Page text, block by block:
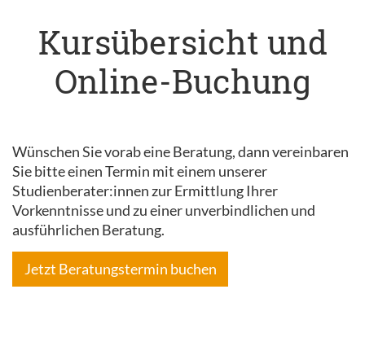
Kursübersicht und
Online-Buchung
Wünschen Sie vorab eine Beratung, dann vereinbaren
Sie bitte einen Termin mit einem unserer
Studienberater:innen zur Ermittlung Ihrer
Vorkenntnisse und zu einer unverbindlichen und
ausführlichen Beratung.
Jetzt Beratungstermin buchen